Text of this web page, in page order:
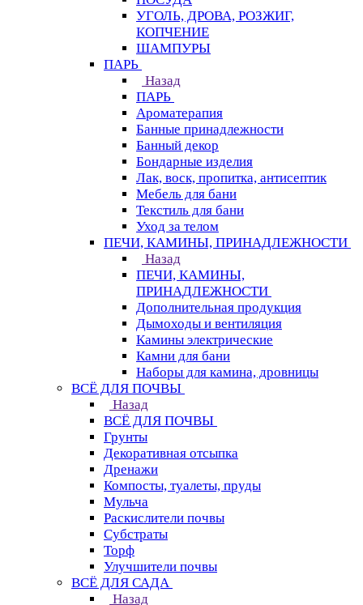
УГОЛЬ, ДРОВА, РОЗЖИГ,
КОПЧЕНИЕ
ШАМПУРЫ
ПАРЬ
Назад
ПАРЬ
Ароматерапия
Банные принадлежности
Банный декор
Бондарные изделия
Лак, воск, пропитка, антисептик
Мебель для бани
Текстиль для бани
Уход за телом
ПЕЧИ, КАМИНЫ, ПРИНАДЛЕЖНОСТИ
Назад
ПЕЧИ, КАМИНЫ,
ПРИНАДЛЕЖНОСТИ
Дополнительная продукция
Дымоходы и вентиляция
Камины электрические
Камни для бани
Наборы для камина, дровницы
ВСЁ ДЛЯ ПОЧВЫ
Назад
ВСЁ ДЛЯ ПОЧВЫ
Грунты
Декоративная отсыпка
Дренажи
Компосты, туалеты, пруды
Мульча
Раскислители почвы
Субстраты
Торф
Улучшители почвы
ВСЁ ДЛЯ САДА
Назад